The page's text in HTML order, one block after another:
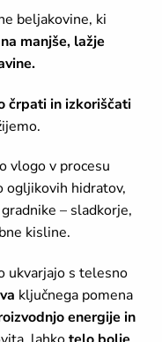
beljakovine, ki
manjše, lažje
črpati in izkoriščati
vlogo v procesu
ogljikovih hidratov,
– sladkorje,
kisline.
ukvarjajo s telesno
ključnega pomena
energije in